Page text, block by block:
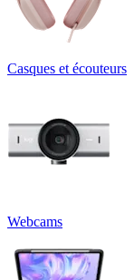
Casques et écouteurs
Webcams